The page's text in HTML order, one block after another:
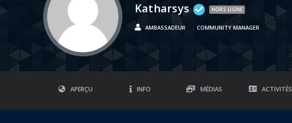
Katharsys HORS LIGNE
AMBASSADEUR COMMUNITY MANAGER
APERÇU INFO MÉDIAS ACTIVITÉS